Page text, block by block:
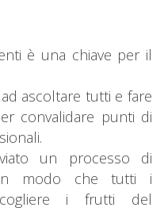
è una chiave per il
ad ascoltare tutti e fare
convalidare punti di
un processo di
in modo che tutti i
i frutti del